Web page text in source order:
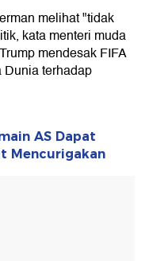
melihat "tidak
kata menteri muda
mendesak FIFA
terhadap
AS Dapat
Mencurigakan